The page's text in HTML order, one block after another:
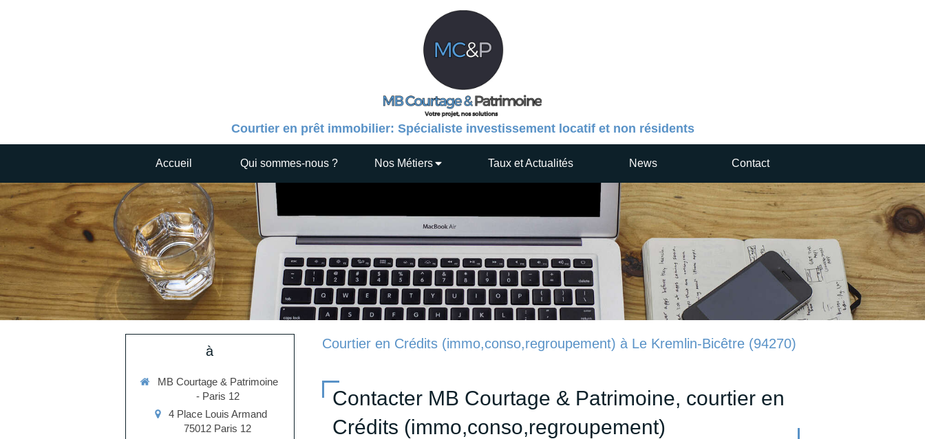
Courtier en prêt immobilier: Spécialiste investissement locatif et non résidents
Accueil Qui sommes-nous ? Nos Métiers Taux et Actualités News Contact
Courtier en Crédits (immo,conso,regroupement) à Le Kremlin-Bicêtre (94270)
Contacter MB Courtage & Patrimoine, courtier en
Crédits (immo,conso,regroupement)
à
MB Courtage & Patrimoine
- Paris 12
4 Place Louis Armand
75012 Paris 12